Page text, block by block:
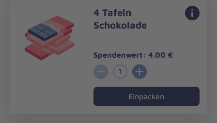
4 Tafeln
Schokolade
Spendenwert: 4.00 €
1
Einpacken